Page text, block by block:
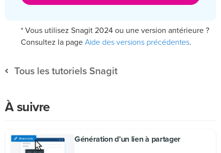
* Vous utilisez Snagit 2024 ou une version antérieure ?
Consultez la page Aide des versions précédentes.
Tous les tutoriels Snagit
À suivre
Génération d’un lien à partager